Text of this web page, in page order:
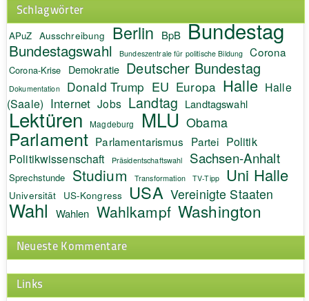
Schlagwörter
APuZ Ausschreibung Berlin BpB Bundestag
Bundestagswahl Bundeszentrale für politische Bildung Corona
Corona-Krise Demokratie Deutscher Bundestag
Dokumentation Donald Trump EU Europa Halle Halle
(Saale) Internet Jobs Landtag Landtagswahl
Lektüren Magdeburg MLU Obama
Parlament Parlamentarismus Partei Politik
Politikwissenschaft Präsidentschaftswahl Sachsen-Anhalt
Sprechstunde Studium Transformation TV-Tipp Uni Halle
Universität US-Kongress USA Vereinigte Staaten
Wahl Wahlen Wahlkampf Washington
Neueste Kommentare
Links